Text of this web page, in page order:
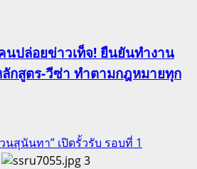
นปล่อยข่าวเท็จ! ยืนยันทำงาน
กสูตร-วีซ่า ทำตามกฎหมายทุก
นสุนันทา” เปิดรั้วรับ รอบที่ 1
3